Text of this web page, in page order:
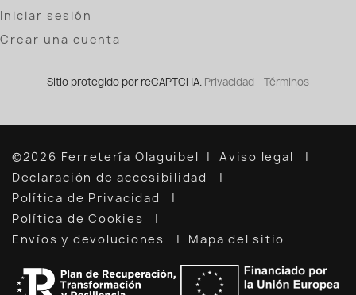
Iniciar sesión
Crear una cuenta
Sitio protegido por reCAPTCHA. Privacidad - Términos
©2026 Ferretería Olaguibel
Aviso legal
Declaración de accesibilidad
Política de Privacidad
Política de Cookies
Envíos y devoluciones
Mapa del sitio